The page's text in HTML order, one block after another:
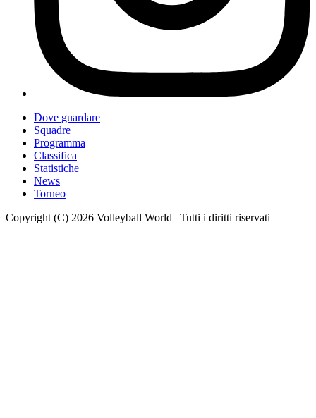
Dove guardare
Squadre
Programma
Classifica
Statistiche
News
Torneo
Copyright (C) 2026 Volleyball World | Tutti i diritti riservati